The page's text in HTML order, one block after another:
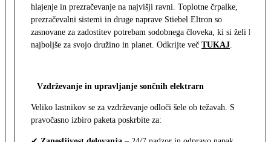
hlajenje in prezračevanje na najvišji ravni. Toplotne črpalke,
prezračevalni sistemi in druge naprave Stiebel Eltron so
zasnovane za zadostitev potrebam sodobnega človeka, ki si želi le
najboljše za svojo družino in planet. Odkrijte več TUKAJ.
Vzdrževanje in upravljanje sončnih elektrarn
Veliko lastnikov se za vzdrževanje odloči šele ob težavah. S
pravočasno izbiro paketa poskrbite za: